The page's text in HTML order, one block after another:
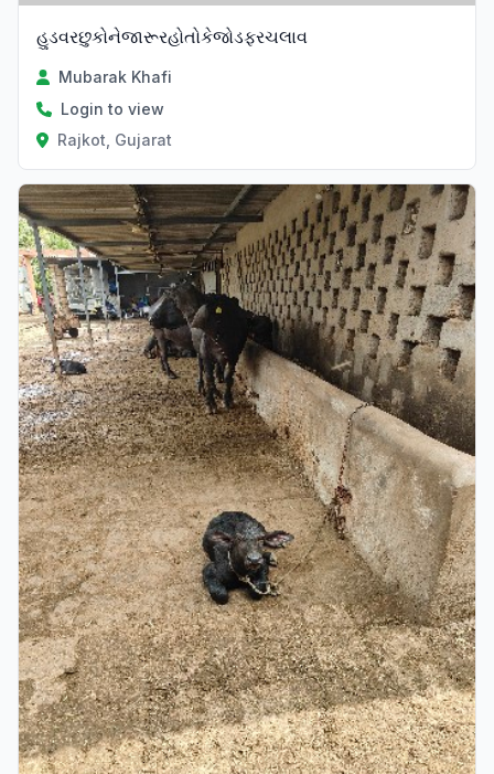
હુડવરછુકોનેજારૂરહોતોકેજોડફરચલાવ
Mubarak Khafi
Login to view
Rajkot, Gujarat